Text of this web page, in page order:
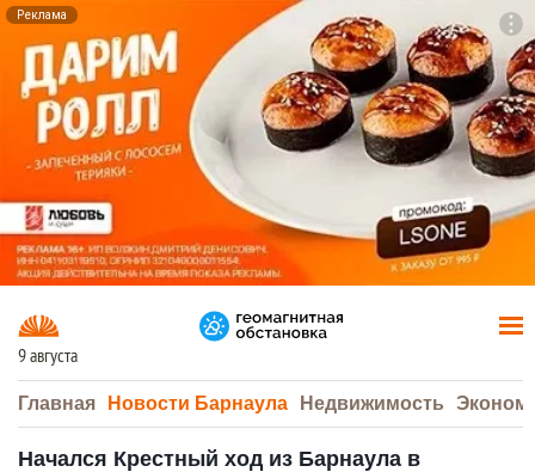
Реклама
9 августа
Главная Новости Барнаула Недвижимость
Начался Крестный ход из Барнаула в